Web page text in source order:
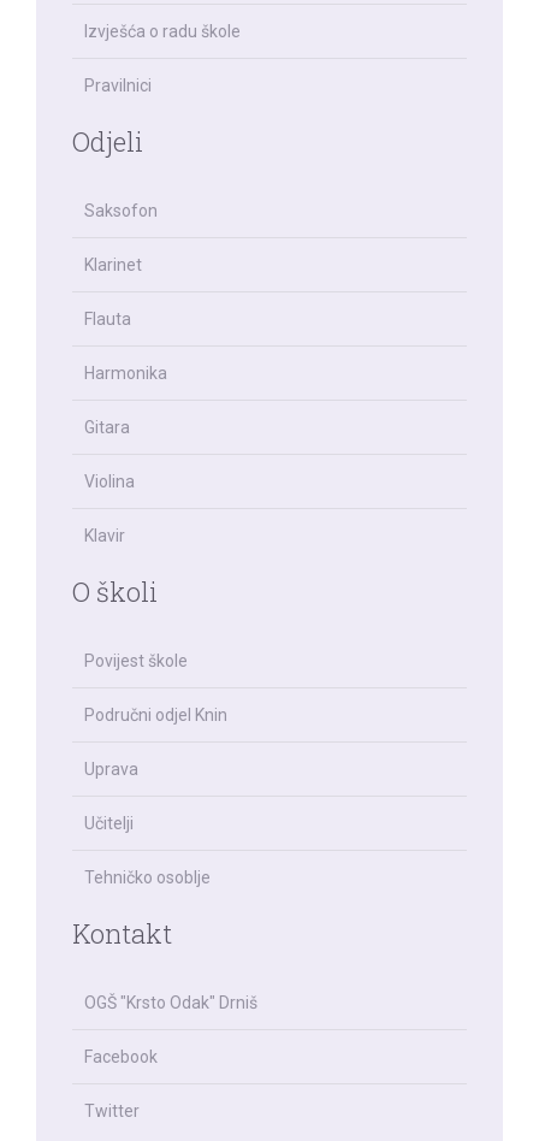
Izvješća o radu škole
Pravilnici
Odjeli
Saksofon
Klarinet
Flauta
Harmonika
Gitara
Violina
Klavir
O školi
Povijest škole
Područni odjel Knin
Uprava
Učitelji
Tehničko osoblje
Kontakt
OGŠ "Krsto Odak" Drniš
Facebook
Twitter